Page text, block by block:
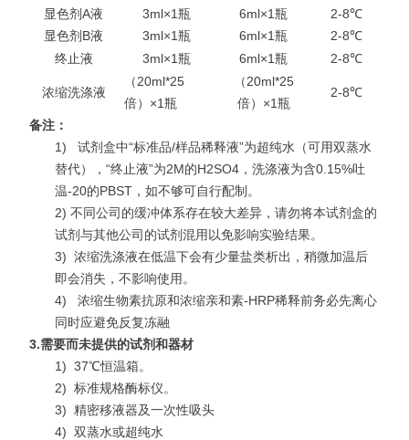
显色剂A液 3ml×1瓶 6ml×1瓶
2-8℃
显色剂B液
3ml×1瓶 6ml×1瓶
2-8℃
终止液
3ml×1瓶 6ml×1瓶 2-8℃
浓缩洗涤液
（20ml*25
倍）×1瓶
（20ml*25
倍）×1瓶
2-8℃
备注：
1)
试剂盒中“标准品/样品稀释液”为超纯水（可用双蒸水
替代），“终止液”为2M的H2SO4，洗涤液为含0.15%吐
温-20的PBST，如不够可自行配制。
2) 不同公司的缓冲体系存在较大差异，请勿将本试剂盒的
试剂与其他公司的试剂混用以免影响实验结果。
3) 浓缩洗涤液在低温下会有少量盐类析出，稍微加温后
即会消失，不影响使用。
4)
浓缩生物素抗原和浓缩亲和素-HRP稀释前务必先离心
同时应避免反复冻融
3.需要而未提供的试剂和器材
1) 37℃恒温箱。
2) 标准规格酶标仪。
3) 精密移液器及一次性吸头
4) 双蒸水或超纯水